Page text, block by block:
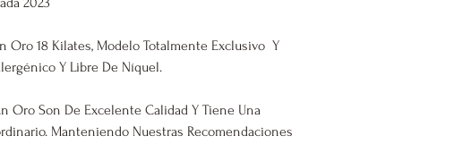
Oro 18 Kilates, Modelo Totalmente Exclusivo Y
Y Libre De Níquel.
Oro Son De Excelente Calidad Y Tiene Una
Manteniendo Nuestras Recomendaciones